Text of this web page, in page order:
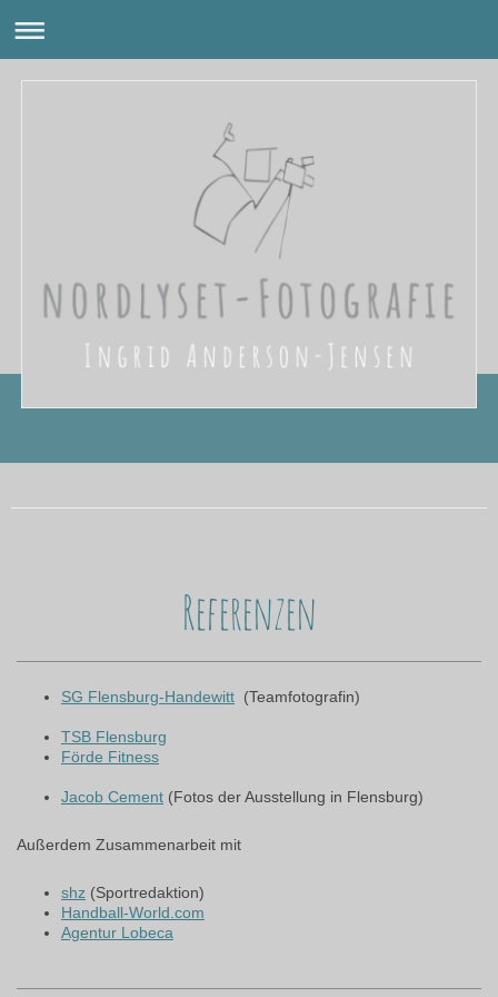
Referenzen
SG Flensburg-Handewitt (Teamfotografin)
TSB Flensburg
Förde Fitness
Jacob Cement (Fotos der Ausstellung in Flensburg)
Außerdem Zusammenarbeit mit
shz (Sportredaktion)
Handball-World.com
Agentur Lobeca